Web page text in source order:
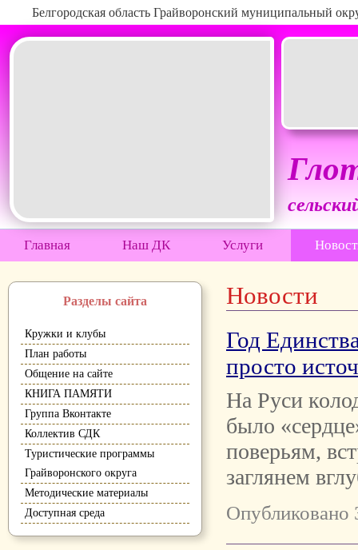
Белгородская область Грайворонский муниципальный
Главная Наш ДК Услуги
Разделы сайта
Кружки и клубы
План работы
Общение на сайте
КНИГА ПАМЯТИ
Группа Вконтакте
Коллектив СДК
Туристические программы
Грайворонского округа
Методические материалы
Доступная среда
Новости
Год
просто
На Руси
было
поверьям,
заглянем
Опубликовано